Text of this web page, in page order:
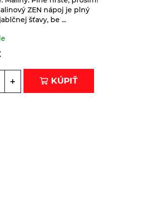
ZEN nápoj je plný
šťavy, be ...
+ KÚPIŤ